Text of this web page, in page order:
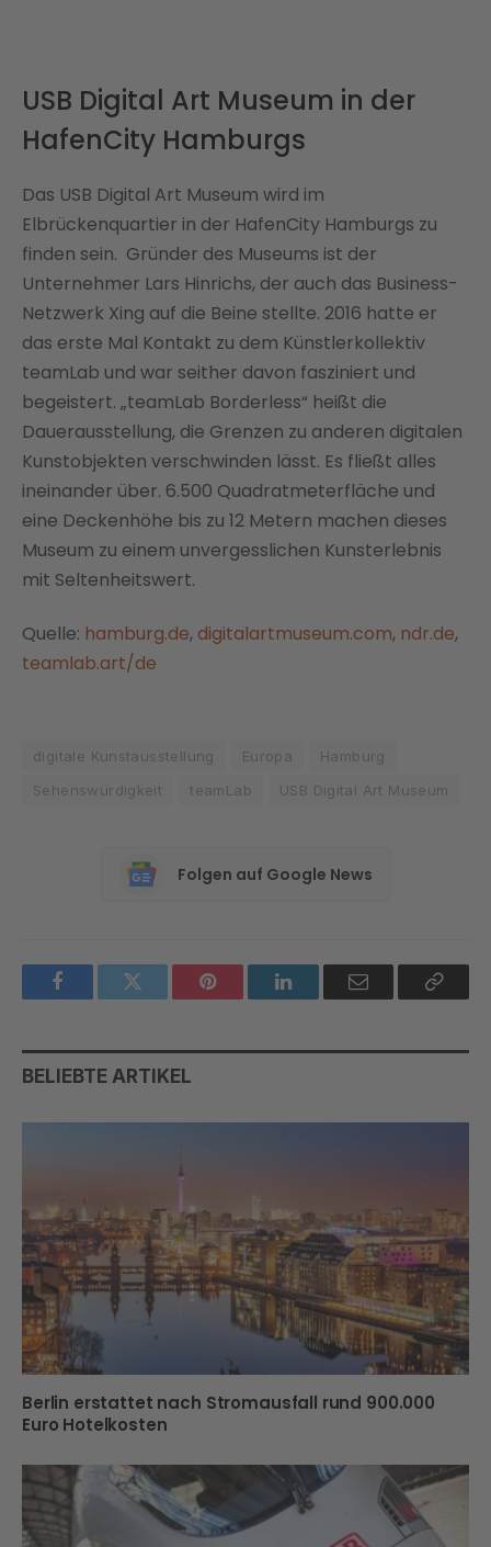
USB Digital Art Museum in der
HafenCity Hamburgs
Das USB Digital Art Museum wird im
Elbrückenquartier in der HafenCity Hamburgs zu
finden sein. Gründer des Museums ist der
Unternehmer Lars Hinrichs, der auch das Business-
Netzwerk Xing auf die Beine stellte. 2016 hatte er
das erste Mal Kontakt zu dem Künstlerkollektiv
teamLab und war seither davon fasziniert und
begeistert. „teamLab Borderless“ heißt die
Dauerausstellung, die Grenzen zu anderen digitalen
Kunstobjekten verschwinden lässt. Es fließt alles
ineinander über. 6.500 Quadratmeterfläche und
eine Deckenhöhe bis zu 12 Metern machen dieses
Museum zu einem unvergesslichen Kunsterlebnis
mit Seltenheitswert.
Quelle: hamburg.de, digitalartmuseum.com, ndr.de,
teamlab.art/de
digitale Kunstausstellung Europa
Hamburg
Sehenswürdigkeit
teamLab USB Digital Art Museum
Folgen auf Google News
FacebookTwitter Pinterest LinkedInEmail
Copy
BELIEBTE ARTIKEL
Berlin erstattet nach Stromausfall rund 900.000
Euro Hotelkosten